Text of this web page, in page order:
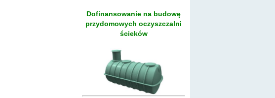
Dofinansowanie na budowę
przydomowych oczyszczalni
ścieków